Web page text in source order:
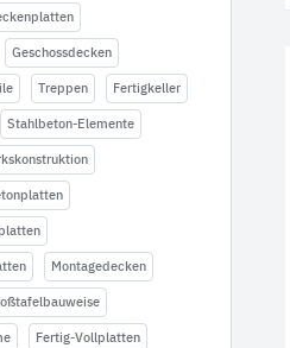
Geschossdecken
Treppen Fertigkeller
Stahlbeton-Elemente
Montagedecken
Fertig-Vollplatten